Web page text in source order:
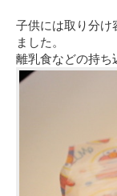
子供には取り分け
ました。
離乳食などの持ち